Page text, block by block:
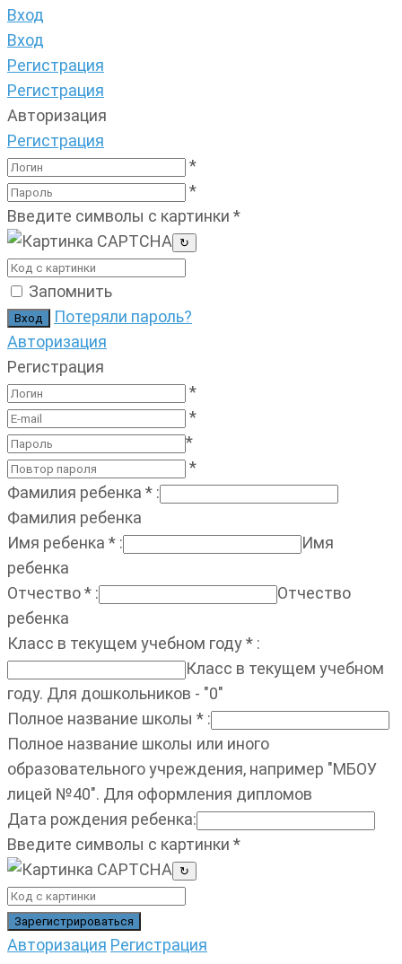
Вход
Вход
Регистрация
Регистрация
Авторизация
Регистрация
*
*
Введите символы с картинки *
↻
Запомнить
Потеряли пароль?
Авторизация
Регистрация
*
*
*
*
Фамилия ребенка * :
Фамилия ребенка
Имя ребенка * :
Имя
ребенка
Отчество* :
Отчество
ребенка
Класс в текущем учебном году* :
Класс в текущем учебном
году. Для дошкольников - "0"
Полное название школы * :
Полное название школы или иного
образовательного учреждения, например "МБОУ
лицей №40". Для оформления дипломов
Дата рождения ребенка:
Введите символы с картинки *
↻
Авторизация Регистрация